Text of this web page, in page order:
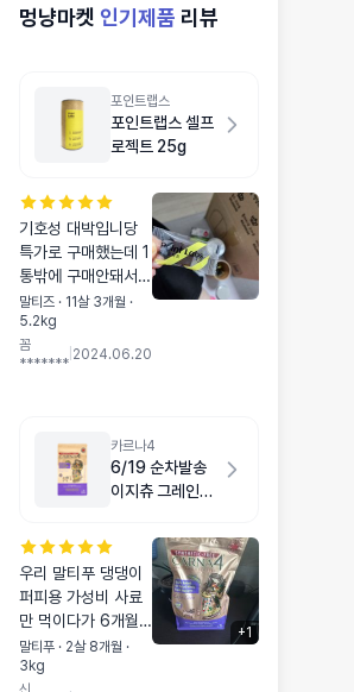
멍냥마켓 인기제품 리뷰
포인트랩스
포인트랩스 셀프
로젝트 25g
기호성 대박입니당
특가로 구매했는데 1
통밖에 구매안돼서
아숩 ㅠㅠ 가격만 저
렴하면 자주 사주고
싶은데,,, 그래도 우
말티즈 · 11살 3개월 ·
5.2kg
꼼
*******
2024.06.20
카르나4
6/19 순차발송
이지츄 그레인프
우리 말티푸 댕댕이
퍼피용 가성비 사료
만 먹이다가 6개월
진입 기념으로 성분
좋다고 입소문난 카
말티푸 · 2살 8개월 ·
3kg
+1